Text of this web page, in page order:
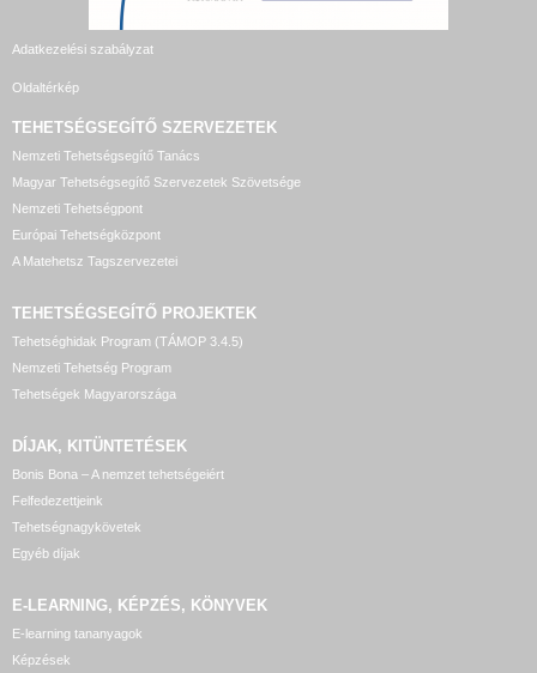
Adatkezelési szabályzat
Oldaltérkép
TEHETSÉGSEGÍTŐ SZERVEZETEK
Nemzeti Tehetségsegítő Tanács
Magyar Tehetségsegítő Szervezetek Szövetsége
Nemzeti Tehetségpont
Európai Tehetségközpont
A Matehetsz Tagszervezetei
TEHETSÉGSEGÍTŐ PROJEKTEK
Tehetséghidak Program (TÁMOP 3.4.5)
Nemzeti Tehetség Program
Tehetségek Magyarországa
DÍJAK, KITÜNTETÉSEK
Bonis Bona – A nemzet tehetségeiért
Felfedezettjeink
Tehetségnagykövetek
Egyéb díjak
E-LEARNING, KÉPZÉS, KÖNYVEK
E-learning tananyagok
Képzések